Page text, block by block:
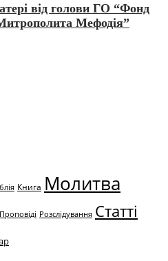
від голови ГО “Фонд
Мефодія”
Книга Молитва
Проповіді Розслідування Статті